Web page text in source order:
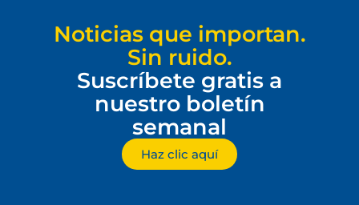
Noticias que importan.
Sin ruido.
Suscríbete gratis a
nuestro boletín
semanal
Haz clic aquí